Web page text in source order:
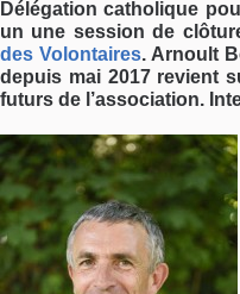
Délégation catholique
un une session de
des Volontaires. Arnoult
depuis mai 2017 revient
futurs de l’association.